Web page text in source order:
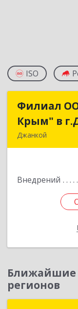
ISO
Филиал
Крым" в
Джанкой
Внедрений
Филиал
Ближайшие
регионов